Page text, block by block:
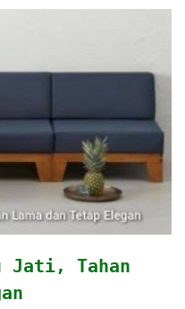
Jati, Tahan